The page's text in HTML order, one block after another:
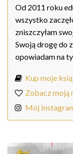
Od 2011 roku
wszystko
zniszczyłam
Swoją drogę do
opowiadam na
Kup moje
Zobacz moją
Mój